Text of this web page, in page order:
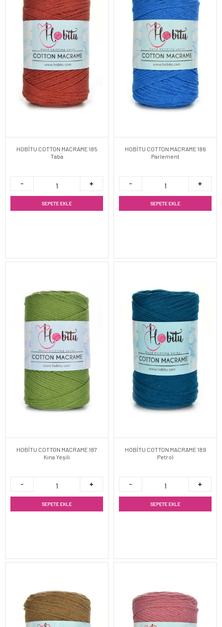
HOBİTU COTTON MACRAME 185
Taba
SEPETE EKLE
HOBİTU COTTON MACRAME 186
Parlement
SEPETE EKLE
HOBİTU COTTON MACRAME 187
Kına Yeşili
SEPETE EKLE
HOBİTU COTTON MACRAME 189
Petrol
SEPETE EKLE